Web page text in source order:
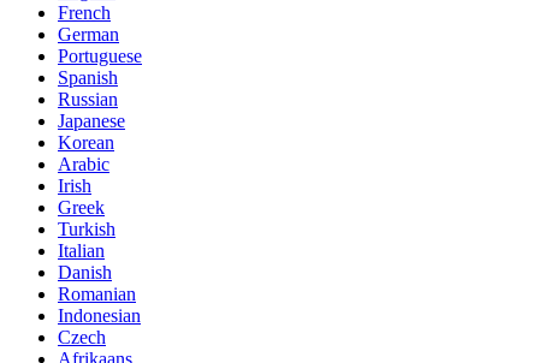
French
German
Portuguese
Spanish
Russian
Japanese
Korean
Arabic
Irish
Greek
Turkish
Italian
Danish
Romanian
Indonesian
Czech
Afrikaans